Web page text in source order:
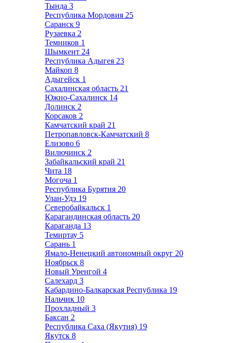
Тында 3
Республика Мордовия 25
Саранск 9
Рузаевка 2
Темников 1
Шымкент 24
Республика Адыгея 23
Майкоп 8
Адыгейск 1
Сахалинская область 21
Южно-Сахалинск 14
Долинск 2
Корсаков 2
Камчатский край 21
Петропавловск-Камчатский 8
Елизово 6
Вилючинск 2
Забайкальский край 21
Чита 18
Могоча 1
Республика Бурятия 20
Улан-Удэ 19
Северобайкальск 1
Карагандинская область 20
Караганда 13
Темиртау 5
Сарань 1
Ямало-Ненецкий автономный округ 20
Ноябрьск 8
Новый Уренгой 4
Салехард 3
Кабардино-Балкарская Республика 19
Нальчик 10
Прохладный 3
Баксан 2
Республика Саха (Якутия) 19
Якутск 8